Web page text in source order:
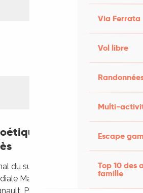
Via Ferrata
Vol libre
Multi-
Escape
Top 10 des
famille
et musical
du surréalisme & de la
Maisons André Breton &
Place du Carol, 46330